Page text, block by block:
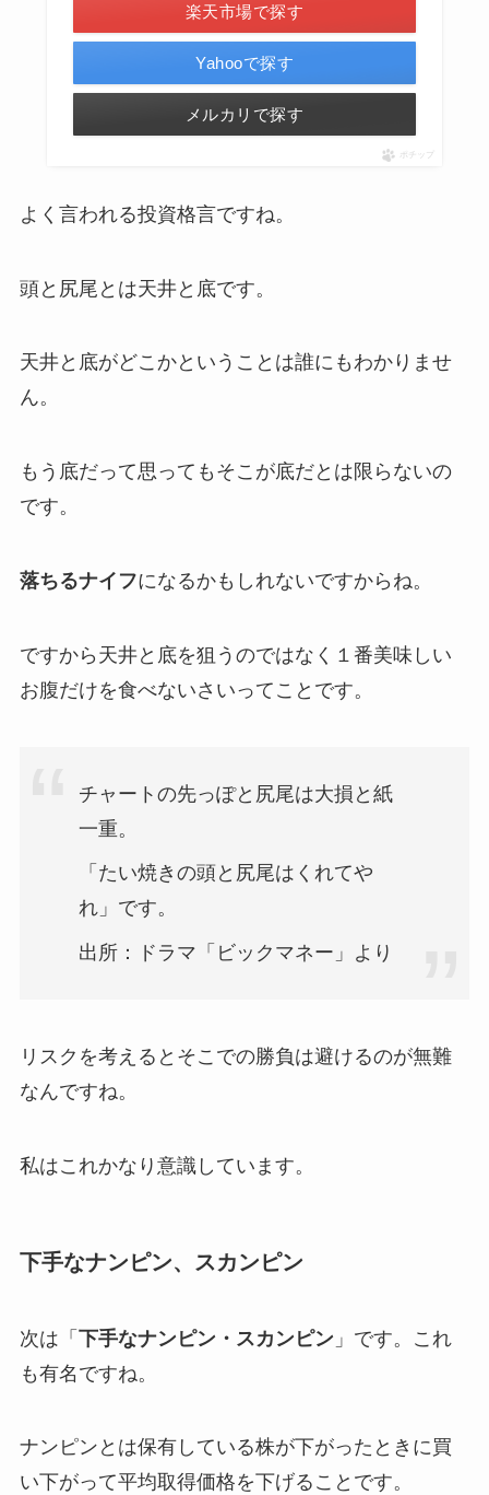
楽天市場で探す
Yahooで探す
メルカリで探す
ポチップ
よく言われる投資格言ですね。
頭と尻尾とは天井と底です。
天井と底がどこかということは誰にもわかりませ
ん。
もう底だって思ってもそこが底だとは限らないの
です。
落ちるナイフになるかもしれないですからね。
ですから 天井と底を狙うのではなく１番美味しい
お腹だけを食べないさいってことです。
チャートの先っぽと尻尾は大損と紙
一重。
「たい焼きの頭と尻尾はくれてや
れ」です。
出所：ドラマ「ビックマネー」より
リスクを考えるとそこでの勝負は避けるのが無難
なんですね。
私はこれかなり意識しています。
下手なナンピン、スカンピン
次は「 下手なナンピン・スカンピン」です。これ
も有名ですね。
ナンピンとは保有している株が下がったときに買
い下がって平均取得価格を下げることです。